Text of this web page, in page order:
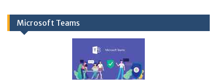
Microsoft Teams